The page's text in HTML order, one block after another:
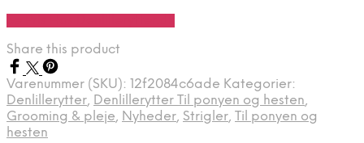
Share this product
Varenummer (SKU): 12f2084c6ade Kategorier:
Denlillerytter, Denlillerytter Til ponyen og hesten,
Grooming & pleje, Nyheder, Strigler, Til ponyen og
hesten